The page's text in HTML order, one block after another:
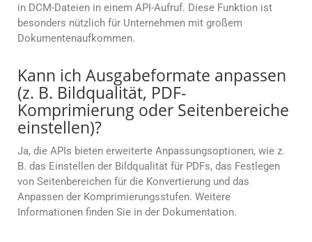
in DCM-Dateien in einem API-Aufruf. Diese Funktion ist
besonders nützlich für Unternehmen mit großem
Dokumentenaufkommen.
Kann ich Ausgabeformate anpassen
(z. B. Bildqualität, PDF-
Komprimierung oder Seitenbereiche
einstellen)?
Ja, die APIs bieten erweiterte Anpassungsoptionen, wie z.
B. das Einstellen der Bildqualität für PDFs, das Festlegen
von Seitenbereichen für die Konvertierung und das
Anpassen der Komprimierungsstufen. Weitere
Informationen finden Sie in der Dokumentation.